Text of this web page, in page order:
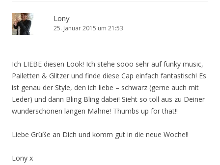
Lony
25. Januar 2015 um 21:53
Ich LIEBE diesen Look! Ich stehe sooo sehr auf funky music,
Pailetten & Glitzer und finde diese Cap einfach fantastisch! Es
ist genau der Style, den ich liebe – schwarz (gerne auch mit
Leder) und dann Bling Bling dabei! Sieht so toll aus zu Deiner
wunderschönen langen Mähne! Thumbs up for that!!
Liebe Grüße an Dich und komm gut in die neue Woche!!
Lony x